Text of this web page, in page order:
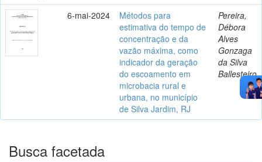
6-mai-2024
Métodos para
estimativa do tempo de
concentração e da
vazão máxima, como
indicador da geração
do escoamento em
microbacia rural e
urbana, no município
de Silva Jardim, RJ
Pereira,
Débora
Alves
Gonzaga
da Silva
Ballesteiro
Busca facetada